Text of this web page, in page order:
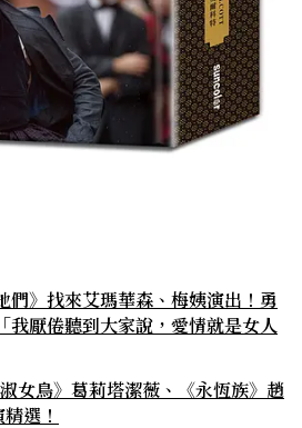
們》找來艾瑪華森、梅姨演出！勇
我厭倦聽到大家說，愛情就是女人
女鳥》葛莉塔潔薇、《永恆族》趙
選！